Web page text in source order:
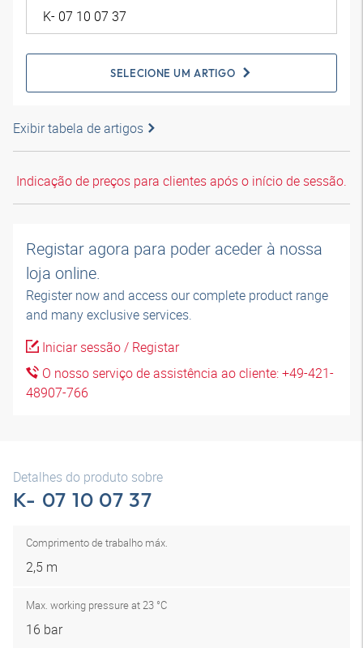
SELECIONE UM ARTIGO
Exibir tabela de artigos
Indicação de preços para clientes após o início de sessão.
Registar agora para poder aceder à nossa
loja online.
Register now and access our complete product range
and many exclusive services.
Iniciar sessão / Registar
O nosso serviço de assistência ao cliente: +49-421-
48907-766
Detalhes do produto sobre
K- 07 10 07 37
Comprimento de trabalho máx.
2,5 m
Max. working pressure at 23 °C
16 bar